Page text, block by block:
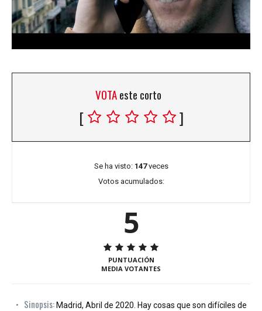
VOTAeste corto
[ ]
Se ha visto: 147veces
Votos acumulados:
5
PUNTUACIÓN
MEDIA VOTANTES
Sinopsis: Madrid, Abril de 2020. Hay cosas que son difíciles de